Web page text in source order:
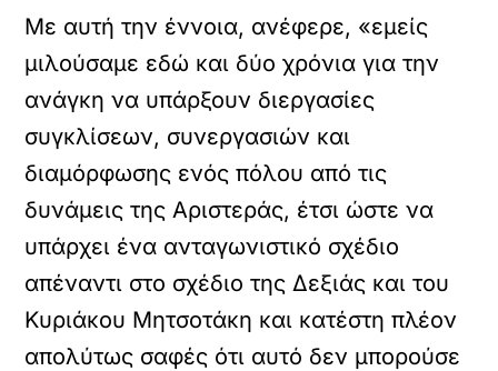
Με αυτή την έννοια, ανέφερε, «εμείς
μιλούσαμε εδώ και δύο χρόνια για την
ανάγκη να υπάρξουν διεργασίες
συγκλίσεων, συνεργασιών και
διαμόρφωσης ενός πόλου από τις
δυνάμεις της Αριστεράς, έτσι ώστε να
υπάρχει ένα ανταγωνιστικό σχέδιο
απέναντι στο σχέδιο της Δεξιάς και του
Κυριάκου Μητσοτάκη και κατέστη πλέον
απολύτως σαφές ότι αυτό δεν μπορούσε